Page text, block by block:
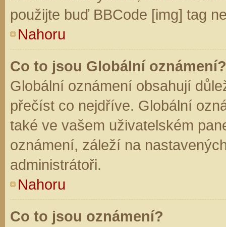
použijte buď BBCode [img] tag
Nahoru
Co to jsou Globální oznámení?
Globální oznámení obsahují
přečíst co nejdříve. Globální
také ve vašem uživatelském
oznámení, záleží na
administrátoři.
Nahoru
Co to jsou oznámení?